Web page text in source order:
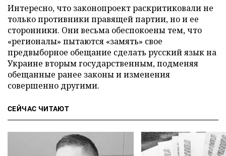
Интересно, что законопроект раскритиковали не
только противники правящей партии, но и ее
сторонники. Они весьма обеспокоены тем, что
«регионалы» пытаются «замять» свое
предвыборное обещание сделать русский язык на
Украине вторым государственным, подменяя
обещанные ранее законы и изменения
совершенно другими.
СЕЙЧАС ЧИТАЮТ